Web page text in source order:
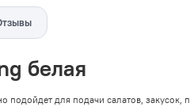
белая
подойдет для подачи салатов, закусок,